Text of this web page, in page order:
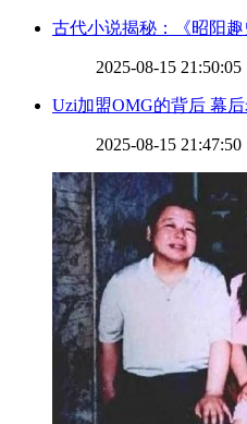
古代小说揭秘：《昭阳趣
2025-08-15 21:50:05
​Uzi加盟OMG的背后 幕
2025-08-15 21:47:50